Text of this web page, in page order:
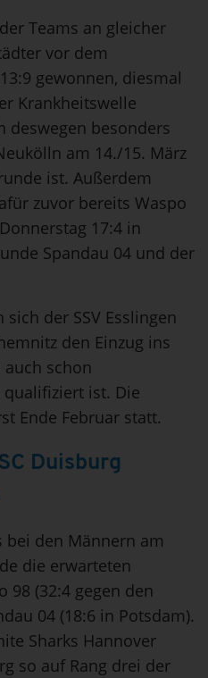
Teams an gleicher
vor dem
gewonnen, diesmal
Krankheitswelle
deswegen besonders
am 14./15. März
ist. Außerdem
zuvor bereits Waspo
17:4 in
Spandau 04 und der
der SSV Esslingen
den Einzug ins
auch schon
ist. Die
Ende Februar statt.
Duisburg
bei den Männern am
die erwarteten
98 (32:4 gegen den
04 (18:6 in Potsdam).
Sharks Hannover
so auf Rang drei der